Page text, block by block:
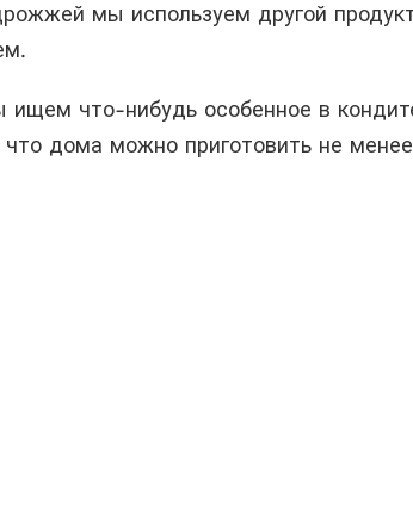
мы используем другой
что-нибудь особенное в
что дома можно приготовить не